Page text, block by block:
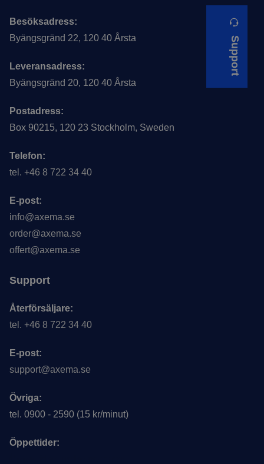
Support
Besöksadress:
Byängsgränd 22, 120 40 Årsta
Leveransadress:
Byängsgränd 20, 120 40 Årsta
Postadress:
Box 90215, 120 23 Stockholm, Sweden
Telefon:
tel. +46 8 722 34 40
E-post:
info@axema.se
order@axema.se
offert@axema.se
Support
Återförsäljare:
tel. +46 8 722 34 40
E-post:
support@axema.se
Övriga:
tel. 0900 - 2590 (15 kr/minut)
Öppettider: